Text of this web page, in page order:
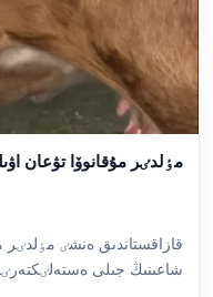
مٶلدٸر مۇقانوۆا تۋعان
قازاقستاندىق ەنشٸ مٶلدٸر
شاعىنىڭ جىلى